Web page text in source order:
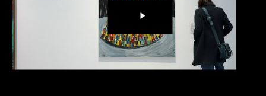
LETTURA